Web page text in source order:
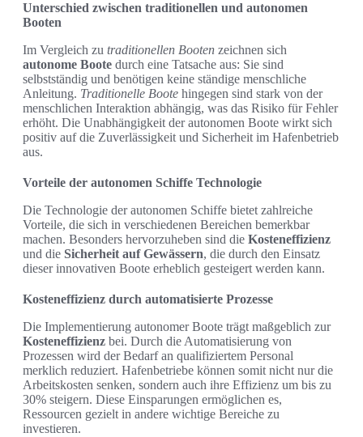
Unterschied zwischen traditionellen und autonomen
Booten
Im Vergleich zu traditionellen Booten zeichnen sich
autonome Boote durch eine Tatsache aus: Sie sind
selbstständig und benötigen keine ständige menschliche
Anleitung. Traditionelle Boote hingegen sind stark von der
menschlichen Interaktion abhängig, was das Risiko für Fehler
erhöht. Die Unabhängigkeit der autonomen Boote wirkt sich
positiv auf die Zuverlässigkeit und Sicherheit im Hafenbetrieb
aus.
Vorteile der autonomen Schiffe Technologie
Die Technologie der autonomen Schiffe bietet zahlreiche
Vorteile, die sich in verschiedenen Bereichen bemerkbar
machen. Besonders hervorzuheben sind die Kosteneffizienz
und die Sicherheit auf Gewässern, die durch den Einsatz
dieser innovativen Boote erheblich gesteigert werden kann.
Kosteneffizienz durch automatisierte Prozesse
Die Implementierung autonomer Boote trägt maßgeblich zur
Kosteneffizienz bei. Durch die Automatisierung von
Prozessen wird der Bedarf an qualifiziertem Personal
merklich reduziert. Hafenbetriebe können somit nicht nur die
Arbeitskosten senken, sondern auch ihre Effizienz um bis zu
30% steigern. Diese Einsparungen ermöglichen es,
Ressourcen gezielt in andere wichtige Bereiche zu
investieren.